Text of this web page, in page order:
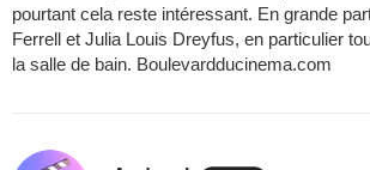
pourtant cela reste intéressant. En grande
Ferrell et Julia Louis Dreyfus, en particulier
la salle de bain. Boulevardducinema.com